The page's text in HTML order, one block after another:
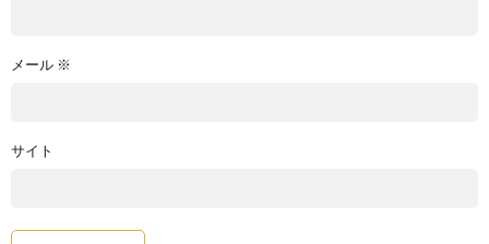
メール ※
サイト